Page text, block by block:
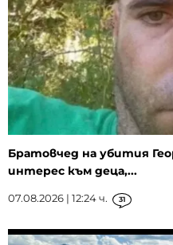
Братовчед на убития
интерес към деца,...
07.08.2026 | 12:24 ч. 31